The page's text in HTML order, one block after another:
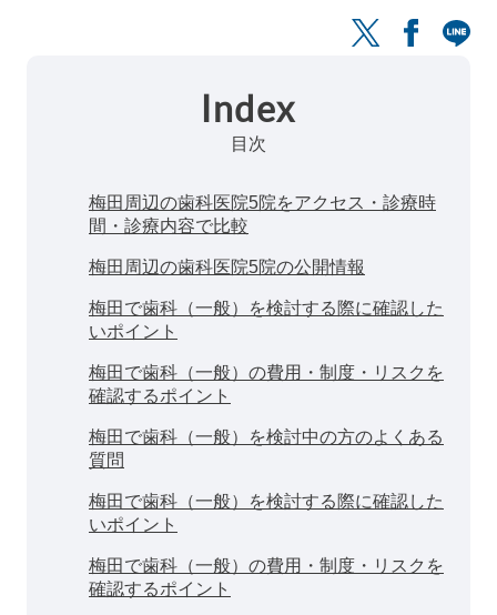
Index
目次
梅田周辺の歯科医院5院をアクセス・診療時
間・診療内容で比較
梅田周辺の歯科医院5院の公開情報
梅田で歯科（一般）を検討する際に確認した
いポイント
梅田で歯科（一般）の費用・制度・リスクを
確認するポイント
梅田で歯科（一般）を検討中の方のよくある
質問
梅田で歯科（一般）を検討する際に確認した
いポイント
梅田で歯科（一般）の費用・制度・リスクを
確認するポイント